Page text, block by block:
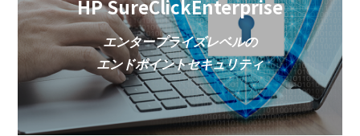
HP SureClickEnterprise
エンタープライズレベルの
エンドポイントセキュリティ